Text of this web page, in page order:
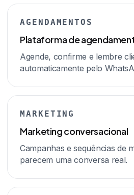
AGENDAMENTOS
Plataforma de
Agende, confirme e lembre
automaticamente pelo
MARKETING
Marketing conversacional
Campanhas e sequências de
parecem uma conversa real.